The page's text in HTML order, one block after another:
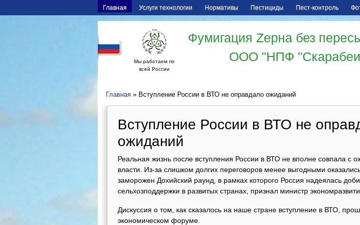
Главная Услуги технологии Нормативы Пестициды Пест-контроль
Мы работаем по
всей России
Фумигация Zерна без
ООО "НПФ
Главная » Вступление России в ВТО не оправдало ожиданий
Вступление России в ВТО не
ожиданий
Реальная жизнь после вступления России в ВТО не вполне совпала с
власти. Из-за слишком долгих переговоров менее выгодными
заморожен Дохийский раунд, в рамках которого Россия надеялась
сельхозподдержки в развитых странах, признал министр
Дискуссия о том, как сказалось на наше стране вступление в ВТО,
экономическом форуме.